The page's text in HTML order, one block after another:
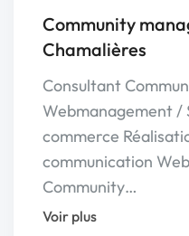
Community
Chamalières
Consultant
Webmanagement
commerce
communication
Community…
Voir plus